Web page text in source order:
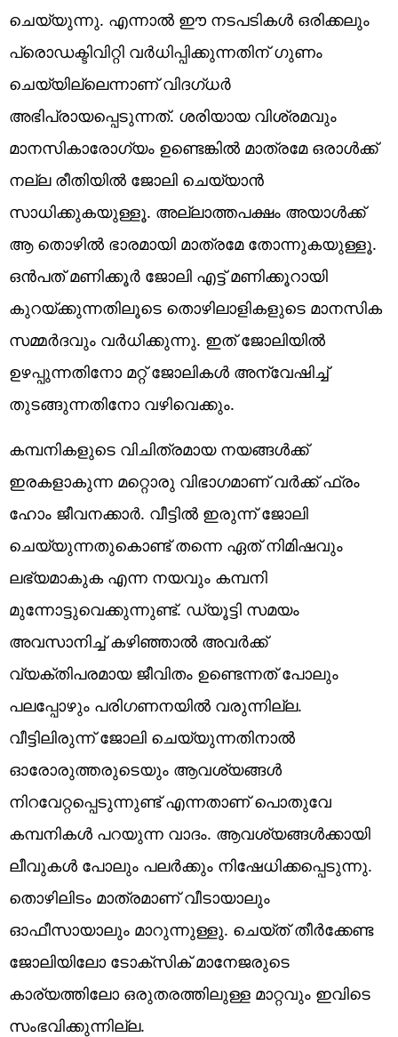
ചെയ്യുന്നു. എന്നാല്‍ ഈ നടപടികള്‍ ഒരിക്കലും
പ്രൊഡക്ടിവിറ്റി വര്‍ധിപ്പിക്കുന്നതിന് ഗുണം
ചെയ്യില്ലെന്നാണ് വിദഗ്ധര്‍
അഭിപ്രായപ്പെടുന്നത്. ശരിയായ വിശ്രമവും
മാനസികാരോഗ്യം ഉണ്ടെങ്കില്‍ മാത്രമേ ഒരാള്‍ക്ക്
നല്ല രീതിയില്‍ ജോലി ചെയ്യാന്‍
സാധിക്കുകയുള്ളൂ. അല്ലാത്തപക്ഷം അയാള്‍ക്ക്
ആ തൊഴില്‍ ഭാരമായി മാത്രമേ തോന്നുകയുള്ളൂ.
ഒന്‍പത് മണിക്കൂര്‍ ജോലി എട്ട് മണിക്കൂറായി
കുറയ്ക്കുന്നതിലൂടെ തൊഴിലാളികളുടെ മാനസിക
സമ്മര്‍ദവും വര്‍ധിക്കുന്നു. ഇത് ജോലിയില്‍
ഉഴപ്പുന്നതിനോ മറ്റ് ജോലികള്‍ അന്വേഷിച്ച്
തുടങ്ങുന്നതിനോ വഴിവെക്കും.
കമ്പനികളുടെ വിചിത്രമായ നയങ്ങള്‍ക്ക്
ഇരകളാകുന്ന മറ്റൊരു വിഭാഗമാണ് വര്‍ക്ക് ഫ്രം
ഹോം ജീവനക്കാര്‍. വീട്ടില്‍ ഇരുന്ന് ജോലി
ചെയ്യുന്നതുകൊണ്ട് തന്നെ ഏത് നിമിഷവും
ലഭ്യമാകുക എന്ന നയവും കമ്പനി
മുന്നോട്ടുവെക്കുന്നുണ്ട്. ഡ്യൂട്ടി സമയം
അവസാനിച്ച് കഴിഞ്ഞാല്‍ അവര്‍ക്ക്
വ്യക്തിപരമായ ജീവിതം ഉണ്ടെന്നത് പോലും
പലപ്പോഴും പരിഗണനയില്‍ വരുന്നില്ല.
വീട്ടിലിരുന്ന് ജോലി ചെയ്യുന്നതിനാല്‍
ഓരോരുത്തരുടെയും ആവശ്യങ്ങള്‍
നിറവേറ്റപ്പെടുന്നുണ്ട് എന്നതാണ് പൊതുവേ
കമ്പനികള്‍ പറയുന്ന വാദം. ആവശ്യങ്ങള്‍ക്കായി
ലീവുകള്‍ പോലും പലര്‍ക്കും നിഷേധിക്കപ്പെടുന്നു.
തൊഴിലിടം മാത്രമാണ് വീടായാലും
ഓഫീസായാലും മാറുന്നുള്ളു. ചെയ്ത് തീര്‍ക്കേണ്ട
ജോലിയിലോ ടോക്‌സിക് മാനേജരുടെ
കാര്യത്തിലോ ഒരുതരത്തിലുള്ള മാറ്റവും ഇവിടെ
സംഭവിക്കുന്നില്ല.